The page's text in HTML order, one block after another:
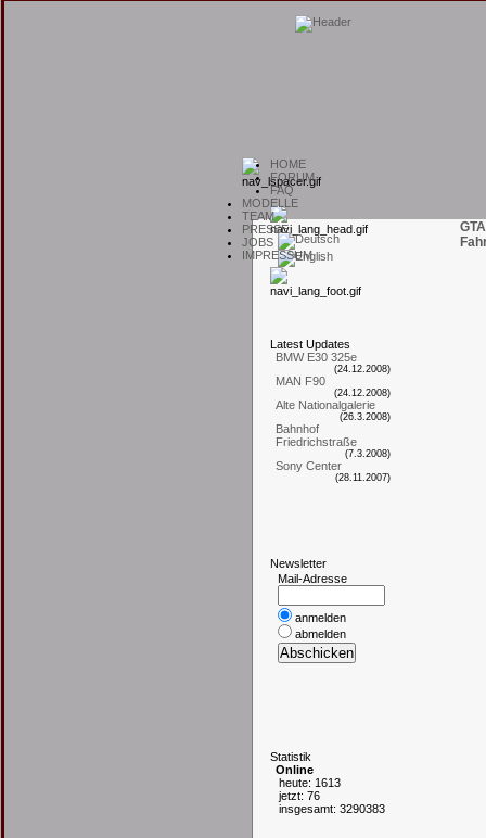
HOME
FORUM
FAQ
MODELLE
TEAM
PRESSE
JOBS
IMPRESSUM
L atest Updates
BMW E30 325e
(24.12.2008)
MAN F90
(24.12.2008)
Alte Nationalgalerie
(26.3.2008)
Bahnhof
Friedrichstraße
(7.3.2008)
Sony Center
(28.11.2007)
Newsletter
Mail-Adresse
anmelden
abmelden
Statistik
Online
heute: 1613
jetzt: 76
insgesamt: 3290383